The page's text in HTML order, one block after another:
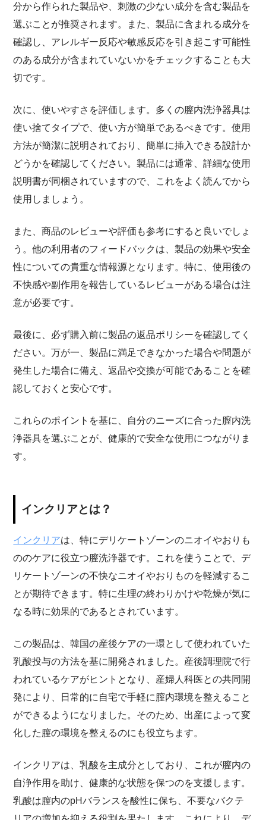
分から作られた製品や、刺激の少ない成分を含む製品を
選ぶことが推奨されます。また、製品に含まれる成分を
確認し、アレルギー反応や敏感反応を引き起こす可能性
のある成分が含まれていないかをチェックすることも大
切です。
次に、使いやすさを評価します。多くの膣内洗浄器具は
使い捨てタイプで、使い方が簡単であるべきです。使用
方法が簡潔に説明されており、簡単に挿入できる設計か
どうかを確認してください。製品には通常、詳細な使用
説明書が同梱されていますので、これをよく読んでから
使用しましょう。
また、商品のレビューや評価も参考にすると良いでしょ
う。他の利用者のフィードバックは、製品の効果や安全
性についての貴重な情報源となります。特に、使用後の
不快感や副作用を報告しているレビューがある場合は注
意が必要です。
最後に、必ず購入前に製品の返品ポリシーを確認してく
ださい。万が一、製品に満足できなかった場合や問題が
発生した場合に備え、返品や交換が可能であることを確
認しておくと安心です。
これらのポイントを基に、自分のニーズに合った膣内洗
浄器具を選ぶことが、健康的で安全な使用につながりま
す。
インクリアとは？
インクリアは、特にデリケートゾーンのニオイやおりも
ののケアに役立つ膣洗浄器です。これを使うことで、デ
リケートゾーンの不快なニオイやおりものを軽減するこ
とが期待できます。特に生理の終わりかけや乾燥が気に
なる時に効果的であるとされています。
この製品は、韓国の産後ケアの一環として使われていた
乳酸投与の方法を基に開発されました。産後調理院で行
われているケアがヒントとなり、産婦人科医との共同開
発により、日常的に自宅で手軽に膣内環境を整えること
ができるようになりました。そのため、出産によって変
化した膣の環境を整えるのにも役立ちます。
インクリアは、乳酸を主成分としており、これが膣内の
自浄作用を助け、健康的な状態を保つのを支援します。
乳酸は膣内のpHバランスを酸性に保ち、不要なバクテ